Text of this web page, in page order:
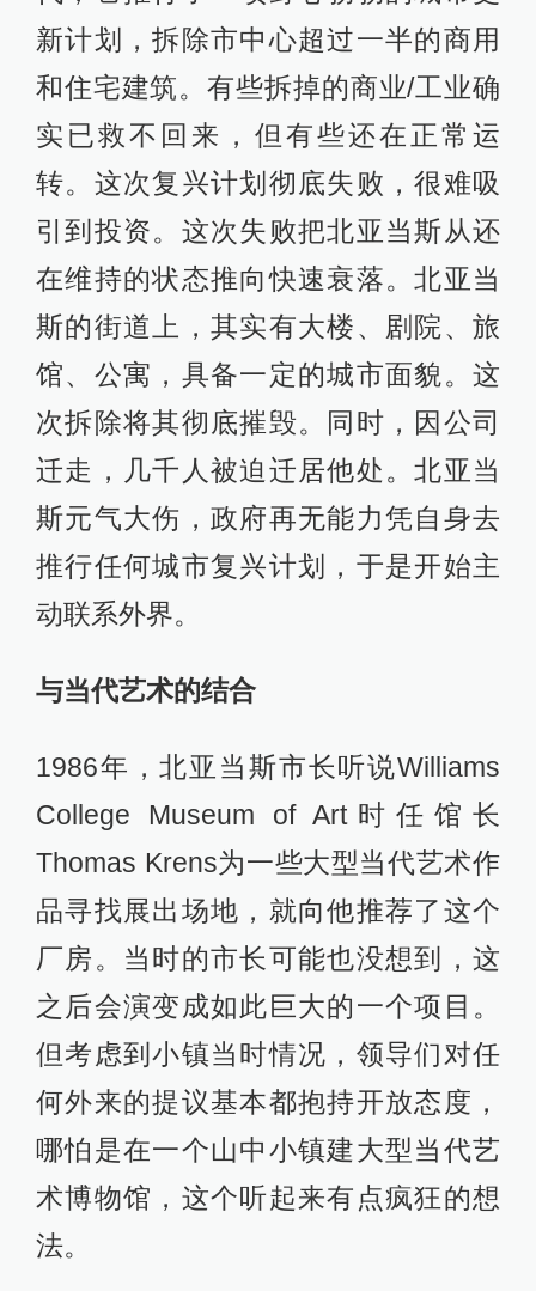
新计划，拆除市中心超过一半的商用
和住宅建筑。有些拆掉的商业/工业确
实已救不回来，但有些还在正常运
转。这次复兴计划彻底失败，很难吸
引到投资。这次失败把北亚当斯从还
在维持的状态推向快速衰落。北亚当
斯的街道上，其实有大楼、剧院、旅
馆、公寓，具备一定的城市面貌。这
次拆除将其彻底摧毁。同时，因公司
迁走，几千人被迫迁居他处。北亚当
斯元气大伤，政府再无能力凭自身去
推行任何城市复兴计划，于是开始主
动联系外界。
与当代艺术的结合
1986年，北亚当斯市长听说Williams
College Museum of Art时任馆长
Thomas Krens为一些大型当代艺术作
品寻找展出场地，就向他推荐了这个
厂房。当时的市长可能也没想到，这
之后会演变成如此巨大的一个项目。
但考虑到小镇当时情况，领导们对任
何外来的提议基本都抱持开放态度，
哪怕是在一个山中小镇建大型当代艺
术博物馆，这个听起来有点疯狂的想
法。